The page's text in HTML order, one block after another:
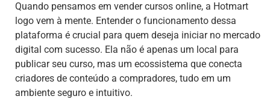
Quando pensamos em vender cursos online, a Hotmart
logo vem à mente. Entender o funcionamento dessa
plataforma é crucial para quem deseja iniciar no mercado
digital com sucesso. Ela não é apenas um local para
publicar seu curso, mas um ecossistema que conecta
criadores de conteúdo a compradores, tudo em um
ambiente seguro e intuitivo.